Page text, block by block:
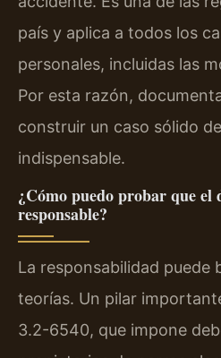
país y aplica a todos los
personales, incluidas las
Por esta razón,
construir un caso sólido
indispensable.
¿Cómo puedo probar que el
responsable?
La responsabilidad puede
teorías. Un pilar
3.2-6540, que impone